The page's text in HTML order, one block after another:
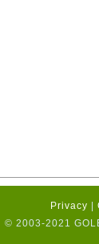
Privacy
© 2003-2021